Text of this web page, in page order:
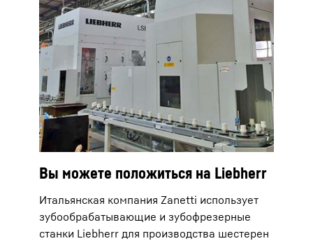
Вы можете положиться на Liebherr
Итальянская компания Zanetti использует
зубообрабатывающие и зубофрезерные
станки Liebherr для производства шестерен